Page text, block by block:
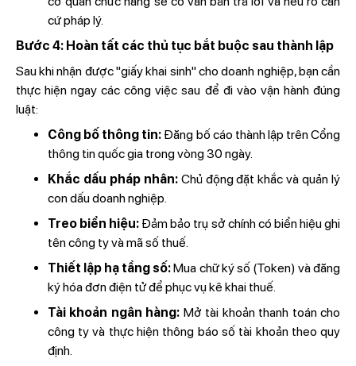
cứ pháp lý.
Bước 4: Hoàn tất các thủ tục bắt buộc sau thành lập
Sau khi nhận được "giấy khai sinh" cho doanh nghiệp, bạn cần
thực hiện ngay các công việc sau để đi vào vận hành đúng
luật:
Công bố thông tin: Đăng bố cáo thành lập trên Cổng
thông tin quốc gia trong vòng 30 ngày.
Khắc dấu pháp nhân: Chủ động đặt khắc và quản lý
con dấu doanh nghiệp.
Treo biển hiệu: Đảm bảo trụ sở chính có biển hiệu ghi
tên công ty và mã số thuế.
Thiết lập hạ tầng số:Mua chữ ký số (Token) và đăng
ký hóa đơn điện tử để phục vụ kê khai thuế.
Tài khoản ngân hàng: Mở tài khoản thanh toán cho
công ty và thực hiện thông báo số tài khoản theo quy
định.